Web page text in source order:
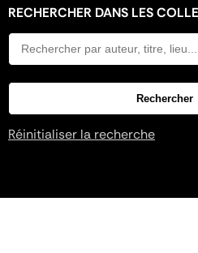
RECHERCHER DANS LES
Réinitialiser la recherche